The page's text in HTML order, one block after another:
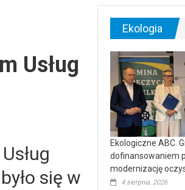
Usług
się w
Ekologia
Ekologiczne ABC.
dofinansowaniem
modernizację
4 sierpnia, 2026